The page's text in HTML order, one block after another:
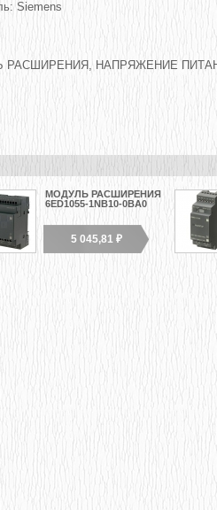
Siemens
РАСШИРЕНИЯ, НАПРЯЖЕНИЕ
МОДУЛЬ РАСШИРЕНИЯ
6ED1055-1NB10-0BA0
5 045,81 ₽